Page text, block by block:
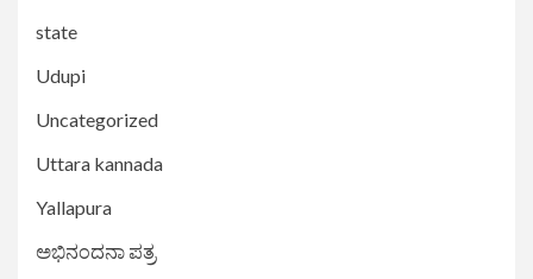
state
Udupi
Uncategorized
Uttara kannada
Yallapura
ಅಭಿನಂದನಾ ಪತ್ರ